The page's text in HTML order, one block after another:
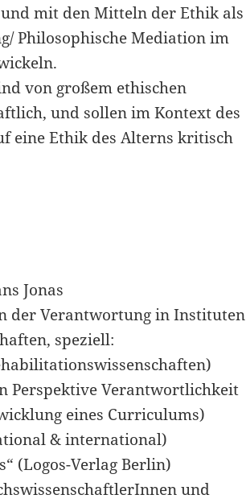
und mit den Mitteln der Ethik als
Philosophische Mediation im
von großem ethischen
und sollen im Kontext des
eine Ethik des Alterns kritisch
Jonas
der Verantwortung in Instituten
speziell:
Perspektive Verantwortlichkeit
eines Curriculums)
& international)
(Logos-Verlag Berlin)
und